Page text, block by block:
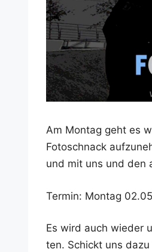
Am Mon­tag geht es
Foto­schnack
und mit uns und den
Ter­min: Mon­tag
Es wird auch wie­der
ten. Schickt uns